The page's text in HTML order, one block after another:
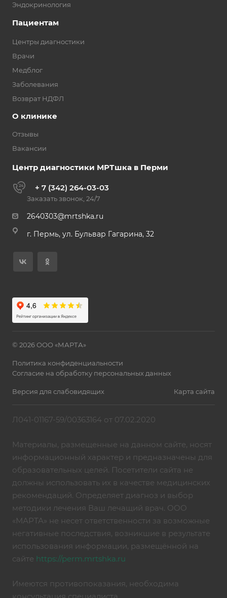
Эндокринология
Пациентам
Центры диагностики
Врачи
Медблог
Заболевания
Возврат НДФЛ
О клинике
Отзывы
Вакансии
Центр диагностики МРТшка в Перми
+ 7 (342) 264-03-03
Заказать звонок, 24/7
2640303@mrtshka.ru
г. Пермь, ул. Бульвар Гагарина, 32
© 2026 ООО «МАРТА»
Политика конфиденциальности
Согласие на обработку персональных данных
Версия для слабовидящих Карта сайта
Л041-01167-59/00363164 от 07.02.2020
Материалы, размещенные на данном сайте, носят
информационный характер и предназначены для
образовательных целей. Посетители сайта не
должны использовать их в качестве медицинских
рекомендаций. Определяет диагноз и выбор
методики лечения Ваш лечащий врач. ООО
«МАРТА» не несет ответственности за возможные
негативные последствия, возникшие в результате
использования информации, размещённой на
сайте https://perm.mrtshka.ru
Имеются противопоказания, необходима